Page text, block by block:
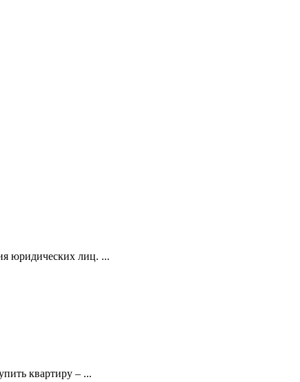
юридических лиц. ...
квартиру – ...